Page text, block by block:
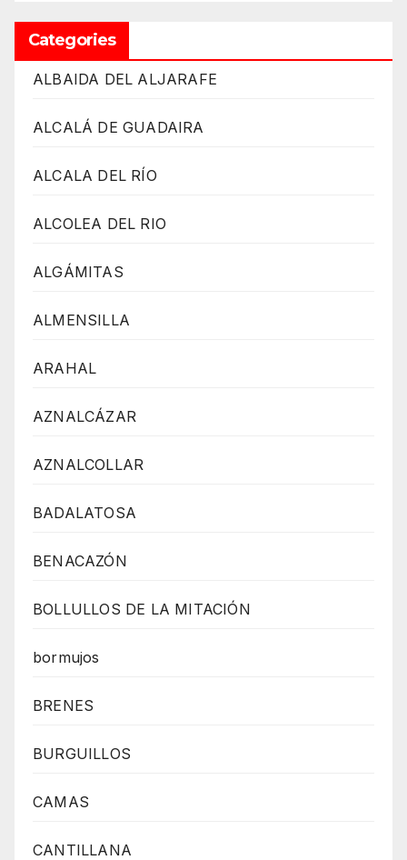
Categories
ALBAIDA DEL ALJARAFE
ALCALÁ DE GUADAIRA
ALCALA DEL RÍO
ALCOLEA DEL RIO
ALGÁMITAS
ALMENSILLA
ARAHAL
AZNALCÁZAR
AZNALCOLLAR
BADALATOSA
BENACAZÓN
BOLLULLOS DE LA MITACIÓN
bormujos
BRENES
BURGUILLOS
CAMAS
CANTILLANA